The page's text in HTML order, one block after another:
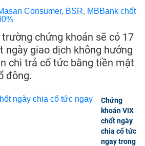
chứng khoán sẽ có 17
ngày giao dịch không hưởng
chi trả cổ tức bằng tiền mặt
đông.
Chứng
khoán VIX
chốt ngày
chia cổ tức
ngay trong